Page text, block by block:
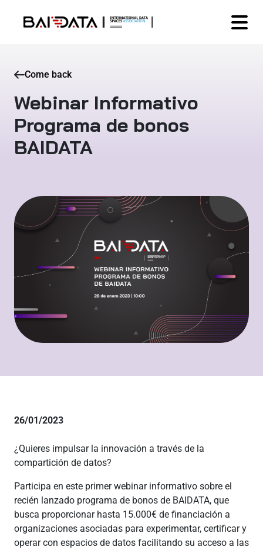
Come back
Webinar Informativo
Programa de bonos
BAIDATA
26/01/2023
¿Quieres impulsar la innovación a través de la
compartición de datos?
Participa en este primer webinar informativo sobre el
recién lanzado programa de bonos de BAIDATA, que
busca proporcionar hasta 15.000€ de financiación a
organizaciones asociadas para experimentar, certificar y
operar con espacios de datos facilitando su acceso a las